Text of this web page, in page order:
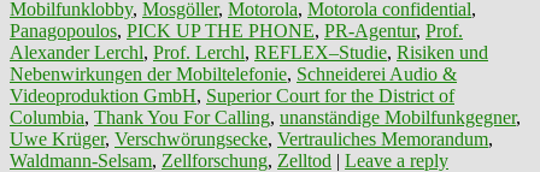
Mobilfunklobby, Mosgöller, Motorola, Motorola confidential,
Panagopoulos, PICK UP THE PHONE, PR-Agentur, Prof.
Alexander Lerchl, Prof. Lerchl, REFLEX–Studie, Risiken und
Nebenwirkungen der Mobiltelefonie, Schneiderei Audio &
Videoproduktion GmbH, Superior Court for the District of
Columbia, Thank You For Calling, unanständige Mobilfunkgegner,
Uwe Krüger, Verschwörungsecke, Vertrauliches Memorandum,
Waldmann-Selsam, Zellforschung, Zelltod | Leave a reply